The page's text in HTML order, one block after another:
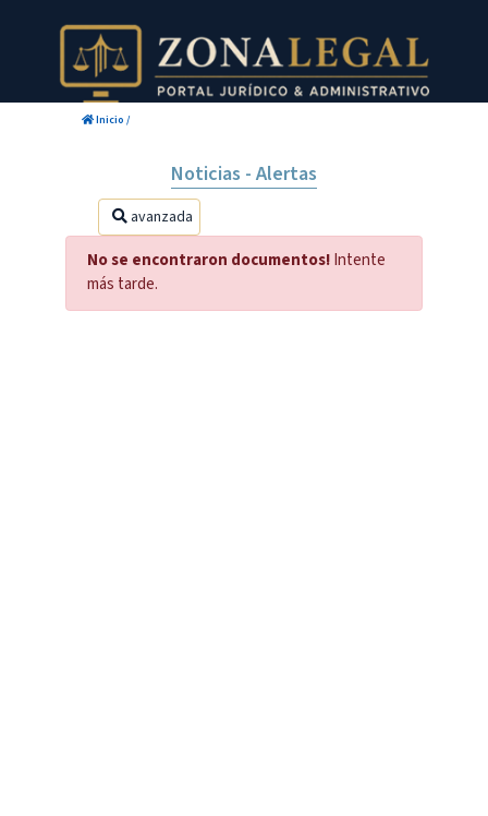
Inicio /
Noticias - Alertas
avanzada
No se encontraron documentos!Intente
más tarde.